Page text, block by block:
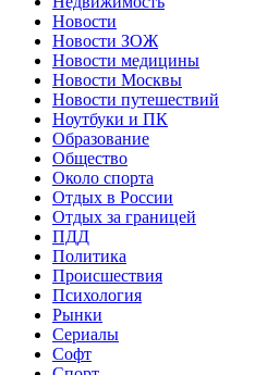
Новости
Новости ЗОЖ
Новости медицины
Новости Москвы
Новости путешествий
Ноутбуки и ПК
Образование
Общество
Около спорта
Отдых в России
Отдых за границей
ПДД
Политика
Происшествия
Психология
Рынки
Сериалы
Софт